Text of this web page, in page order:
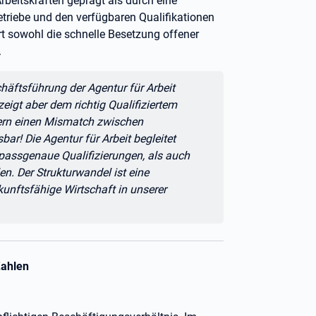
und den verfügbaren Qualifikationen
sowohl die schnelle Besetzung offener
der Agentur für Arbeit
aber dem richtig Qualifiziertem
einen Mismatch zwischen
Die Agentur für Arbeit begleitet
Qualifizierungen, als auch
Der Strukturwandel ist eine
Wirtschaft in unserer